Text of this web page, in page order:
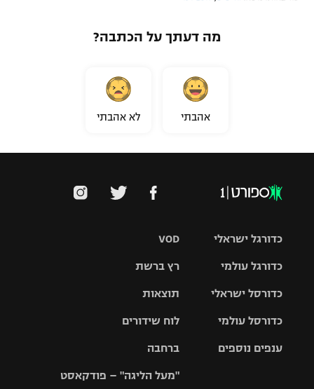
מה דעתך על הכתבה?
אהבתי לא אהבתי
VOD
רץ ברשת
תוצאות
לוח שידורים
ברחבה
"מעל הליגה" – פודקאסט
כדורגל ישראלי
גביע הטוטו
כדורגל עולמי
האלופות
ליגה
כדורסל ישראלי
סל
כדורסל עולמי
ענפים נוספים